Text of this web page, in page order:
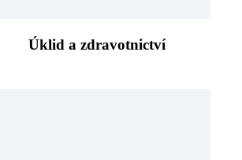
Úklid a zdravotnictví